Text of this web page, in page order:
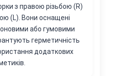
з правою різьбою (R)
(L). Вони оснащені
або гумовими
герметичність
додаткових